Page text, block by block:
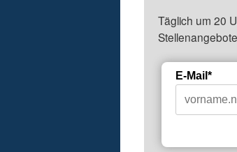
Täglich um 20
E-Mail*